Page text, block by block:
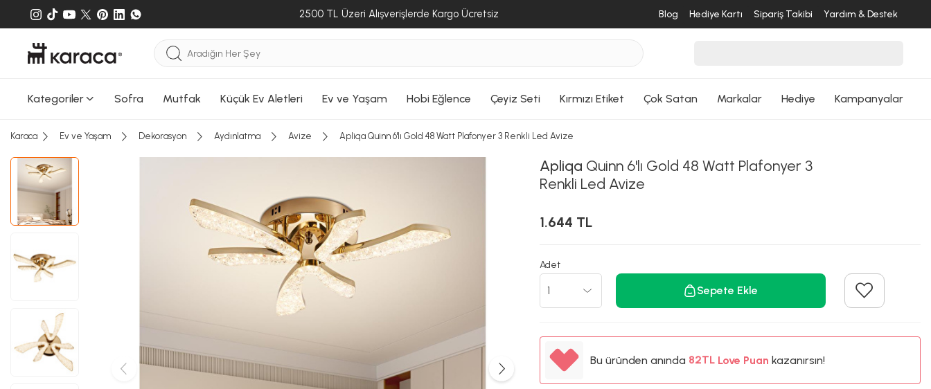
2500 TL Üzeri Alışverişlerde Kargo Ücretsiz Blog Hediye Kartı Sipariş Takibi Yardım & Destek
Kategoriler Sofra Mutfak Küçük Ev Aletleri Ev ve Yaşam Hobi Eğlence Çeyiz Seti Kırmızı Etiket Çok Satan Markalar Hediye Kampanyalar
Karaca Ev ve Yaşam Dekorasyon Aydınlatma Avize Apliqa Quinn 6'lı Gold 48 Watt Plafonyer 3 Renkli Led Avize
Apliqa Quinn 6'lı Gold 48 Watt Plafonyer 3
Renkli Led Avize
1.644 TL
Adet
Sepete Ekle
Bu üründen anında 82TL Love Puan kazanırsın!